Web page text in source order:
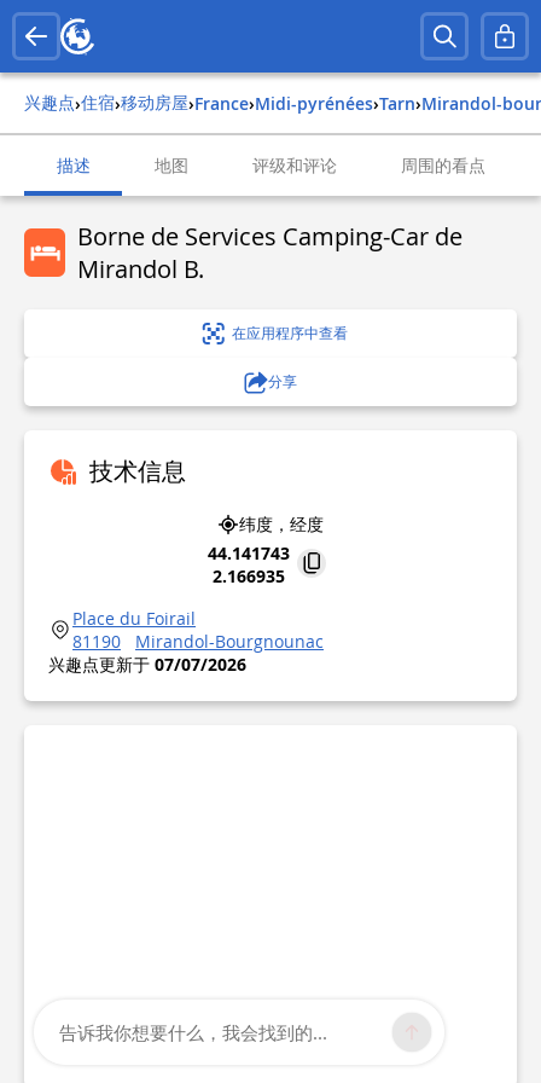
兴趣点› 住宿› 移动房屋› france› midi-pyrénées› tarn› mirandol-
描述 地图 评级和评论 周围的看点
Borne de Services Camping-Car de
Mirandol B.
在应用程序中查看
分享
技术信息
纬度，经度
44.141743
2.166935
Place du Foirail
81190
Mirandol-Bourgnounac
兴趣点更新于 07/07/2026
告诉我你想要什么，我会找到的...